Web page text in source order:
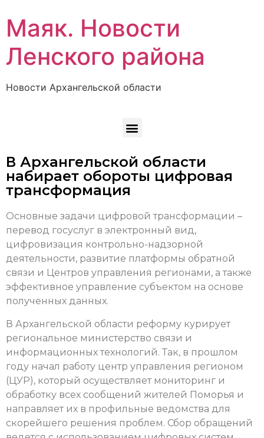
Маяк. Новости
Ленского района
Новости Архангельской области
В Архангельской области
набирает обороты цифровая
трансформация
Основные задачи цифровой трансформации –
перевод госуслуг в электронный вид,
цифровизация контрольно-надзорной
деятельности, развитие платформы обратной
связи и Центров управления регионами, а также
эффективное управление субъектом на основе
полученных данных.
В Архангельской области реформу курирует
региональное министерство связи и
информационных технологий. Так, в прошлом
году начал работу центр управления регионом
(ЦУР), который осуществляет мониторинг и
обработку всех сообщений жителей Поморья и
направляет их в профильные ведомства для
скорейшего решения проблем. Сбор обращений